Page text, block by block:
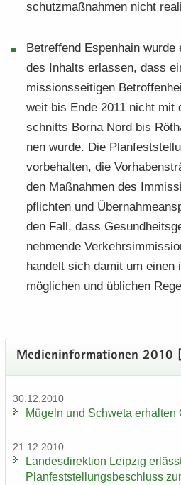
schutz­maß­nah­men nicht
Be­tref­fend Es­pen­hain
des In­halts er­las­sen, dass
mis­si­ons­sei­ti­gen
weit bis Ende 2011 nicht mit
schnitts Borna Nord bis
nen wurde. Die
vor­be­hal­ten, die
den Maß­nah­men des
pflich­ten und
den Fall, dass
neh­men­de
han­delt sich damit um
mög­li­chen und üb­li­chen
Me­di­en­in­for­ma­tio­nen 2010
30.12.2010
Mü­geln und Schwe­ta er­hal­ten
21.12.2010
Lan­des­di­rek­ti­on Leip­zig
Planfeststellungsbeschluss